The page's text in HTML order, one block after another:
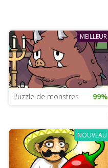
MEILLEUR
Puzzle de monstres 99%
NOUVEAU